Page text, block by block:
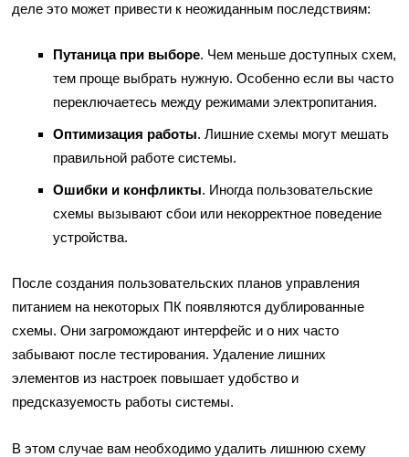
деле это может привести к неожиданным последствиям:
Путаница при выборе. Чем меньше доступных схем,
тем проще выбрать нужную. Особенно если вы часто
переключаетесь между режимами электропитания.
Оптимизация работы. Лишние схемы могут мешать
правильной работе системы.
Ошибки и конфликты. Иногда пользовательские
схемы вызывают сбои или некорректное поведение
устройства.
После создания пользовательских планов управления
питанием на некоторых ПК появляются дублированные
схемы. Они загромождают интерфейс и о них часто
забывают после тестирования. Удаление лишних
элементов из настроек повышает удобство и
предсказуемость работы системы.
В этом случае вам необходимо удалить лишнюю схему